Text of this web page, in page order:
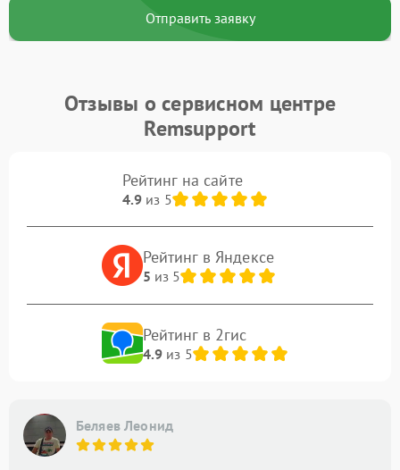
Отправить заявку
Отзывы о сервисном центре
Remsupport
Рейтинг на сайте
4.9из 5
Рейтинг в Яндексе
5 из 5
Рейтинг в 2гис
4.9из 5
Беляев Леонид